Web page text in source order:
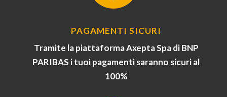
PAGAMENTI SICURI
Tramite la piattaforma Axepta Spa di BNP
PARIBAS i tuoi pagamenti saranno sicuri al
100%